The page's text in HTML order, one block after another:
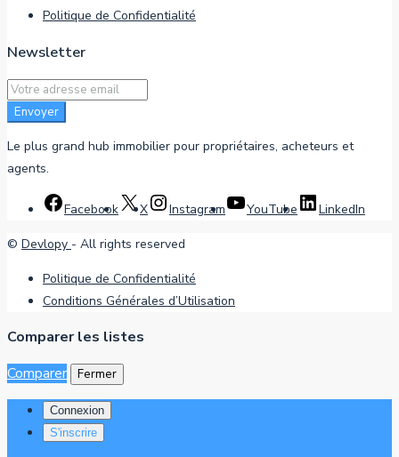
Politique de Confidentialité
Newsletter
Envoyer
Le plus grand hub immobilier pour propriétaires, acheteurs et
agents.
Facebook X Instagram YouTube LinkedIn
© Devlopy - All rights reserved
Politique de Confidentialité
Conditions Générales d’Utilisation
Comparer les listes
Comparer
Fermer
Connexion
S'inscrire